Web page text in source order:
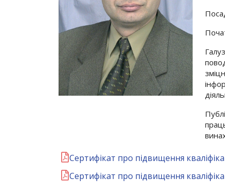
Сертифікат про підвищення
Сертифікат про підвищення